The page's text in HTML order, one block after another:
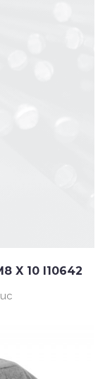
X 10 I10642